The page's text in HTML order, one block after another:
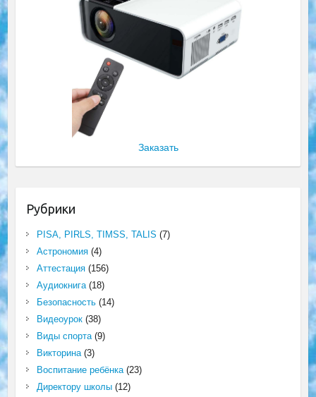
Заказать
Рубрики
PISA, PIRLS, TIMSS, TALIS (7)
Астрономия(4)
Аттестация(156)
Аудиокнига(18)
Безопасность(14)
Видеоурок(38)
Виды спорта(9)
Викторина(3)
Воспитание ребёнка(23)
Директору школы(12)